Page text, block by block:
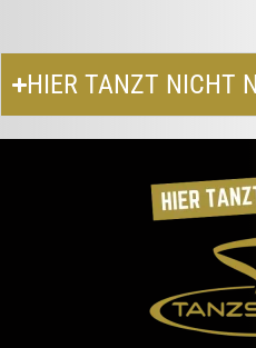
HIER TANZT NICHT